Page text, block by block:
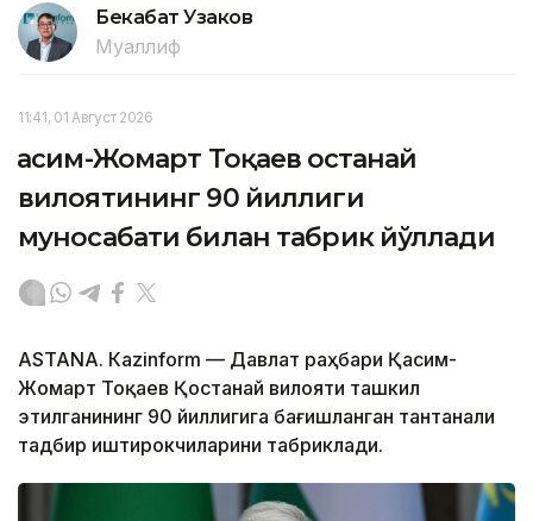
Бекабат Узаков
Муаллиф
11:41, 01 Август 2026
Қасим-Жомарт Тоқаев Қостанай
вилоятининг 90 йиллиги
муносабати билан табрик йўллади
ASTANА. Кazinform — Давлат раҳбари Қасим-
Жомарт Тоқаев Қостанай вилояти ташкил
этилганининг 90 йиллигига бағишланган тантанали
тадбир иштирокчиларини табриклади.